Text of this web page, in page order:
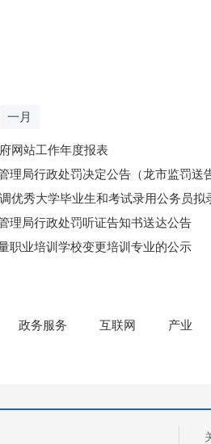
一月
网站工作年度报表
理局行政处罚决定公告（龙市监罚送
优秀大学毕业生和考试录用公务员拟
理局行政处罚听证告知书送达公告
2026〕71号）
职业培训学校变更培训专业的公示
政务服务 互联网 产业